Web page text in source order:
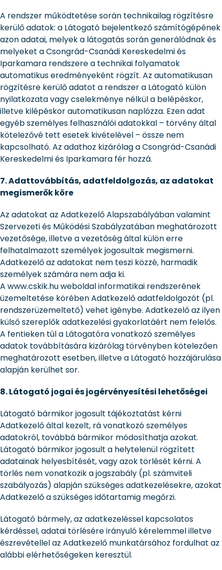
A rendszer működtetése során technikailag rögzítésre
kerülő adatok: a Látogató bejelentkező számítógépének
azon adatai, melyek a látogatás során generálódnak és
melyeket a Csongrád-Csanádi Kereskedelmi és
Iparkamara rendszere a technikai folyamatok
automatikus eredményeként rögzít. Az automatikusan
rögzítésre kerülő adatot a rendszer a Látogató külön
nyilatkozata vagy cselekménye nélkül a belépéskor,
illetve kilépéskor automatikusan naplózza. Ezen adat
egyéb személyes felhasználói adatokkal – törvény által
kötelezővé tett esetek kivételével – össze nem
kapcsolható. Az adathoz kizárólag a Csongrád-Csanádi
Kereskedelmi és Iparkamara fér hozzá.
7. Adattovábbítás, adatfeldolgozás, az adatokat
megismerők köre
Az adatokat az Adatkezelő Alapszabályában valamint
Szervezeti és Működési Szabályzatában meghatározott
vezetősége, illetve a vezetőség által külön erre
felhatalmazott személyek jogosultak megismerni.
Adatkezelő az adatokat nem teszi közzé, harmadik
személyek számára nem adja ki.
A www.cskik.hu weboldal informatikai rendszerének
üzemeltetése körében Adatkezelő adatfeldolgozót (pl.
rendszerüzemeltető) vehet igénybe. Adatkezelő az ilyen
külső szereplők adatkezelési gyakorlatáért nem felelős.
A fentieken túl a Látogatóra vonatkozó személyes
adatok továbbítására kizárólag törvényben kötelezően
meghatározott esetben, illetve a Látogató hozzájárulása
alapján kerülhet sor.
8. Látogató jogai és jogérvényesítési lehetőségei
Látogató bármikor jogosult tájékoztatást kérni
Adatkezelő által kezelt, rá vonatkozó személyes
adatokról, továbbá bármikor módosíthatja azokat.
Látogató bármikor jogosult a helytelenül rögzített
adatainak helyesbítését, vagy azok törlését kérni. A
törlés nem vonatkozik a jogszabály (pl. számviteli
szabályozás) alapján szükséges adatkezelésekre, azokat
Adatkezelő a szükséges időtartamig megőrzi.
Látogató bármely, az adatkezeléssel kapcsolatos
kérdéssel, adatai törlésére irányuló kérelemmel illetve
észrevétellel az Adatkezelő munkatársához fordulhat az
alábbi elérhetőségeken keresztül.